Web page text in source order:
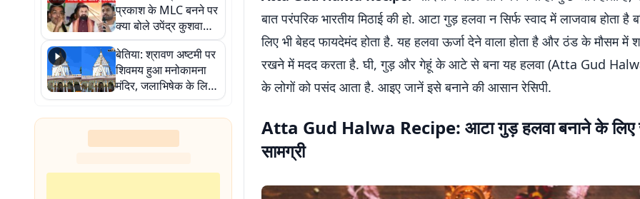
प्रकाश के MLC बनने पर
क्या बोले उपेंद्र कुशवाहा,
सुनिए
बेतिया: श्रावण अष्टमी पर
शिवमय हुआ मनोकामना
मंदिर, जलाभिषेक के लिए
लगी लंबी कतारें
बात परंपरिक भारतीय मिठाई की हो. आटा गुड़ हलवा न सिर्फ स्वाद में लाजवाब होता
लिए भी बेहद फायदेमंद होता है. यह हलवा ऊर्जा देने वाला होता है और ठंड के मौसम में
रखने में मदद करता है. घी, गुड़ और गेहूं के आटे से बना यह हलवा (Atta Gud
के लोगों को पसंद आता है. आइए जानें इसे बनाने की आसान रेसिपी.
Atta Gud Halwa Recipe: आटा गुड़ हलवा बनाने के लिए
सामग्री